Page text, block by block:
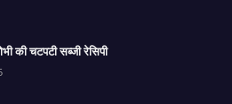
की चटपटी सब्जी रेसिपी